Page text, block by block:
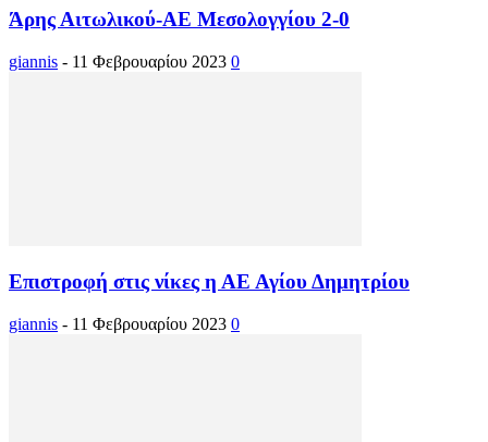
Άρης Αιτωλικού-ΑΕ Μεσολογγίου 2-0
giannis - 11 Φεβρουαρίου 2023 0
Επιστροφή στις νίκες η ΑΕ Αγίου Δημητρίου
giannis - 11 Φεβρουαρίου 2023 0